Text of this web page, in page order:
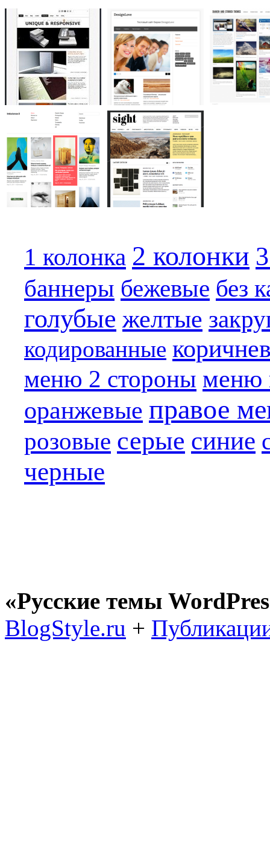
1 колонка 2 колонки
баннеры бежевые без
голубые желтые
кодированные
меню 2 стороны меню
оранжевые правое
розовые серые синие
черные
«Русские темы
BlogStyle.ru +